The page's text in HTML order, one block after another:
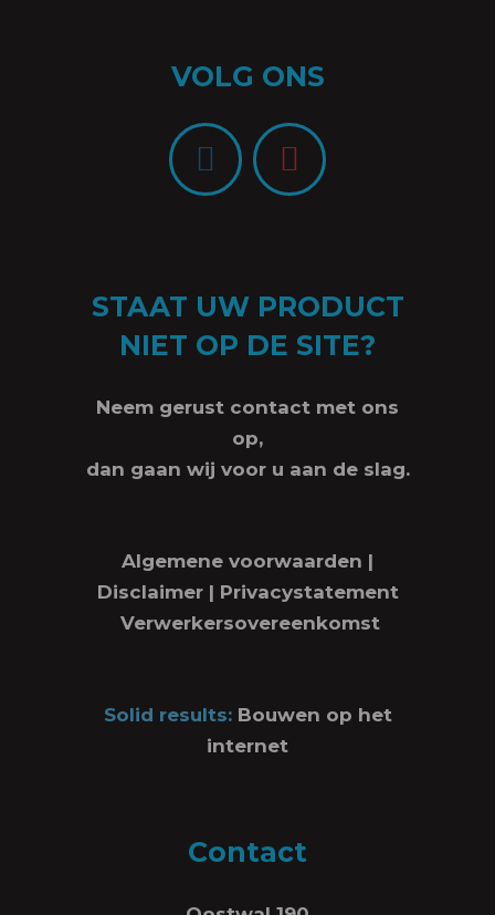
VOLG ONS
STAAT UW PRODUCT
NIET OP DE SITE?
Neem gerust contact met ons
op,
dan gaan wij voor u aan de slag.
Algemene voorwaarden |
Disclaimer| Privacystatement
Verwerkersovereenkomst
Solid results: Bouwen op het
internet
Contact